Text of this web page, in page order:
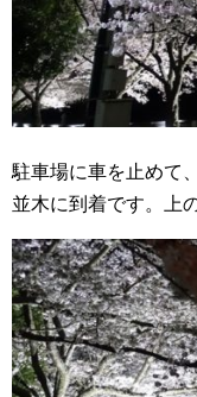
駐車場に車を止めて
並木に到着です。上